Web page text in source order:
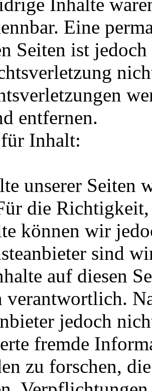
Eine
Seiten ist
entfernen.
Inhalt:
unserer Seiten
die
können wir
sind
auf diesen
verantwortlich.
jedoch
fremde
zu forschen,